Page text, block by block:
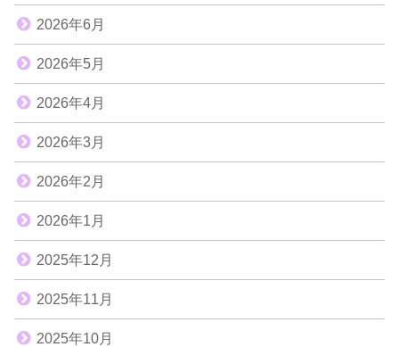
2026年6月
2026年5月
2026年4月
2026年3月
2026年2月
2026年1月
2025年12月
2025年11月
2025年10月